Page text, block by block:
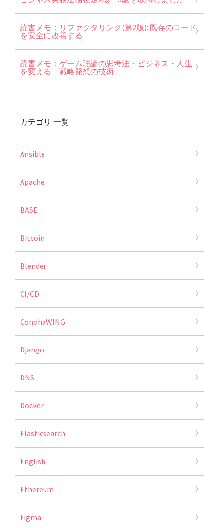
読書メモ：リファクタリング(第2版): 既存のコード
を安全に改善する
読書メモ：ゲーム理論の思考法・ビジネス・人生
を変える「戦略発想の技術」
カテゴリ 一覧
Ansible
Apache
BASE
Bitcoin
Blender
CI/CD
ConohaWING
Django
DNS
Docker
Elasticsearch
English
Ethereum
Figma